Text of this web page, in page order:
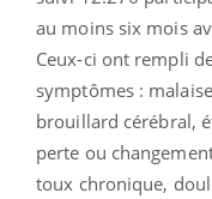
au moins six mois
Ceux-ci ont rempli
symptômes :
brouillard cérébral,
perte ou
toux chronique,